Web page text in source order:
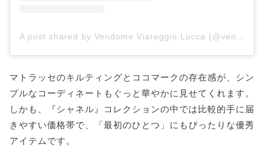
A post shared by Vendome Viareggio Lucca (@vendome_viareggiolucca)
マトラッセのキルティングとココマークの存在感が、シン
プルなコーディネートもぐっと華やかに見せてくれます。
しかも、『シャネル』コレクションの中では比較的手に届
きやすい価格帯で、「最初のひとつ」にもぴったりな優秀
アイテムです。